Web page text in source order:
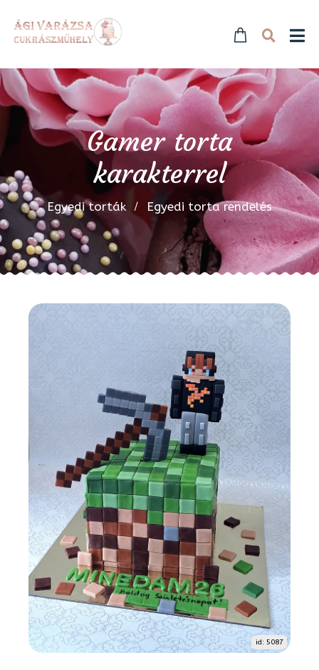
Gamer torta
karakterrel
Egyedi torták Egyedi torta rendelés
id: 5087